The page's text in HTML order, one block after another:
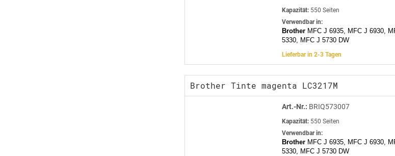
Kapazität: 550 Seiten
Verwendbar in:
Brother MFC J 6935, MFC J 6930,
5330, MFC J 5730 DW
Lieferbar in 2-3 Tagen
Brother Tinte magenta LC3217M
Art.-Nr.: BRIQ573007
Kapazität: 550 Seiten
Verwendbar in:
Brother MFC J 6935, MFC J 6930,
5330, MFC J 5730 DW